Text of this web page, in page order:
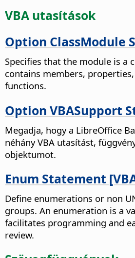
VBA utasítások
Option ClassModule
Specifies that the module is a
contains members,
functions.
Option VBASupport
Megadja, hogy a LibreOffice
néhány VBA utasítást,
objektumot.
Enum Statement
Define enumerations or non
groups. An enumeration is a
facilitates programming and
review.